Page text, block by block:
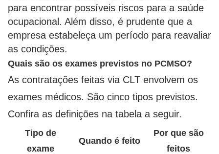
para encontrar possíveis riscos para a saúde
ocupacional. Além disso, é prudente que a
empresa estabeleça um período para reavaliar
as condições.
Quais são os exames previstos no PCMSO?
As contratações feitas via CLT envolvem os
exames médicos. São cinco tipos previstos.
Confira as definições na tabela a seguir.
Tipo de
exame
Quando é feito
Por que são
feitos